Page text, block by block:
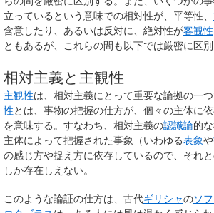
立っているという意味での相対性が、平等性、
含意したり、あるいは反対に、絶対性が客観性
ともあるが、これらの間も以下では厳密に区別
相対主義と主観性
主観性は、相対主義にとって重要な論拠の一つ
性とは、事物の把握の仕方が、個々の主体に
を意味する。すなわち、相対主義の認識論的
主体によって把握された事象（いわゆる表象や
の感じ方や捉え方に依存しているので、それ
しか存在しえない。
このような論証の仕方は、古代ギリシャのソ